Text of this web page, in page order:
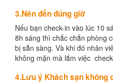
3.Nên đến đúng giờ
Nếu bạn check-in vào lúc 10
8h sáng thì chắc chắn phòng
bị sẵn sàng. Và khi đó nhân
không mặn mà lắm việc
4.Lưu ý Khách sạn không